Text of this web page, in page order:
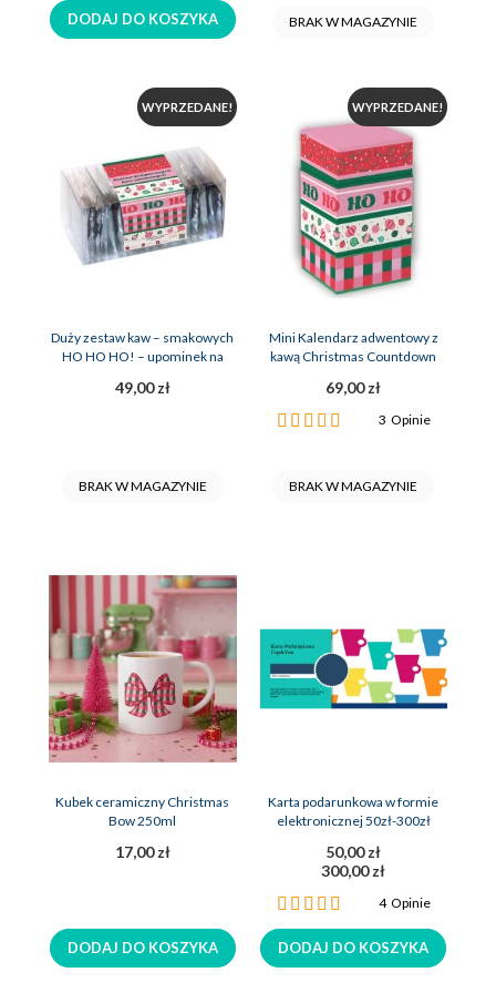
DODAJ DO KOSZYKA BRAK W MAGAZYNIE
WYPRZEDANE!
Duży zestaw kaw – smakowych
HO HO HO! – upominek na
49,00 zł
BRAK W MAGAZYNIE
WYPRZEDANE!
Mini Kalendarz adwentowy z
kawą Christmas Countdown
69,00 zł
Ocena:
3 Opinie
BRAK W MAGAZYNIE
Kubek ceramiczny Christmas
Bow 250ml
17,00 zł
DODAJ DO KOSZYKA
Karta podarunkowa w formie
elektronicznej 50zł-300zł
50,00 zł
300,00 zł
Ocena:
4 Opinie
DODAJ DO KOSZYKA